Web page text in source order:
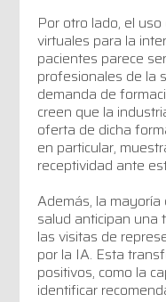
Por otro lado, el
virtuales para la
pacientes parece
profesionales de la
demanda de
creen que la
oferta de dicha
en particular,
receptividad ante
Además, la
salud anticipan una
las visitas de
por la IA. Esta
positivos, como la
identificar